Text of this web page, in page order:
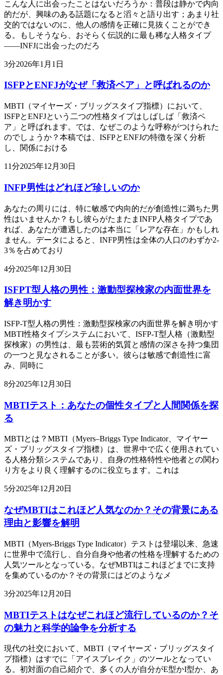
こんな人に出会ったことはないだろうか：普段は静かで内向
的だが、興味のある話題になると滔々と語り出す；あまり社
交的ではないのに、他人の感情を正確に見抜くことができ
る。もしそうなら、おそらく伝説的に最も稀な人格タイプ
——INFJに出会ったのだろ
3分2026年1月1日
ISFPとENFJがなぜ「救済ペア」と呼ばれるのか
MBTI（マイヤーズ・ブリッグスタイプ指標）において、
ISFPとENFJという二つの性格タイプはしばしば「救済ペ
ア」と呼ばれます。では、なぜこのような呼称がつけられた
のでしょうか？本稿では、ISFPとENFJの特徴を深く分析
し、関係における
11分2025年12月30日
INFP男性はどれほど珍しいのか
あなたの周りには、特に敏感で内向的だが創造性に満ちた男
性はいませんか？もし彼らがたまたまINFP人格タイプであ
れば、あなたが遭遇したのは本当に「レアな存在」かもしれ
ません。データによると、INFP男性は全体の人口のわずか2-
3％を占めており
4分2025年12月30日
ISFPT型人格の男性：激動型探検家の内面世界を
解き明かす
ISFP-T型人格の男性：激動型探検家の内面世界を解き明かす
MBTI性格タイプシステムにおいて、ISFP-T型人格（激動型
探検家）の男性は、最も芸術的気質と感情の深さを持つ集団
の一つと見なされることが多い。彼らは敏感で創造性に富
み、同時に
8分2025年12月30日
MBTIテスト：あなたの個性タイプと人間関係を探
る
MBTIとは？MBTI（Myers–Briggs Type Indicator、マイヤー
ズ・ブリッグスタイプ指標）は、世界中で広く使用されてい
る人格分類システムであり、自身の性格特性や他者との関わ
り方をより良く理解するのに役立ちます。これは
5分2025年12月20日
なぜMBTIはこれほど人気なのか？その背景にある
理由と影響を解明
MBTI（Myers-Briggs Type Indicator）テストは登場以来、急速
に世界中で流行し、自分自身や他者の性格を理解するための
人気ツールとなっている。なぜMBTIはこれほどまでに支持
を集めているのか？その背景にはどのようなメ
3分2025年12月20日
MBTIテストはなぜこれほど流行しているのか？そ
の魅力と科学的論争を分析する
現代の社交において、MBTI（マイヤーズ・ブリッグスタイ
プ指標）はすでに「アイスブレイク」のツールとなってい
る。初対面の自己紹介で、多くの人が自分がE型かI型か、あ